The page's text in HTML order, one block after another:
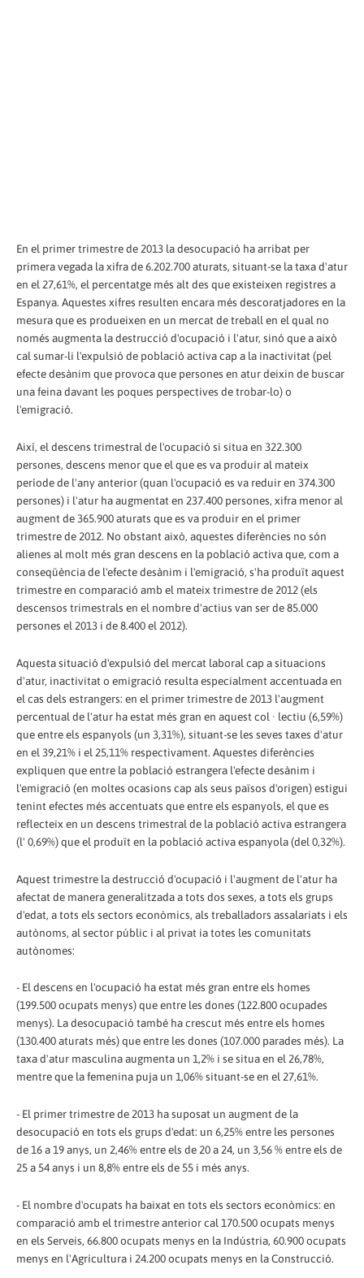
En el primer trimestre de 2013 la desocupació ha arribat per
primera vegada la xifra de 6.202.700 aturats, situant-se la taxa d'atur
en el 27,61%, el percentatge més alt des que existeixen registres a
Espanya. Aquestes xifres resulten encara més descoratjadores en la
mesura que es produeixen en un mercat de treball en el qual no
només augmenta la destrucció d'ocupació i l'atur, sinó que a això
cal sumar-li l'expulsió de població activa cap a la inactivitat (pel
efecte desànim que provoca que persones en atur deixin de buscar
una feina davant les poques perspectives de trobar-lo) o
l'emigració.
Així, el descens trimestral de l'ocupació si situa en 322.300
persones, descens menor que el que es va produir al mateix
període de l'any anterior (quan l'ocupació es va reduir en 374.300
persones) i l'atur ha augmentat en 237.400 persones, xifra menor al
augment de 365.900 aturats que es va produir en el primer
trimestre de 2012. No obstant això, aquestes diferències no són
alienes al molt més gran descens en la població activa que, com a
conseqüència de l'efecte desànim i l'emigració, s'ha produït aquest
trimestre en comparació amb el mateix trimestre de 2012 (els
descensos trimestrals en el nombre d'actius van ser de 85.000
persones el 2013 i de 8.400 el 2012).
Aquesta situació d'expulsió del mercat laboral cap a situacions
d'atur, inactivitat o emigració resulta especialment accentuada en
el cas dels estrangers: en el primer trimestre de 2013 l'augment
percentual de l'atur ha estat més gran en aquest col · lectiu (6,59%)
que entre els espanyols (un 3,31%), situant-se les seves taxes d'atur
en el 39,21% i el 25,11% respectivament. Aquestes diferències
expliquen que entre la població estrangera l'efecte desànim i
l'emigració (en moltes ocasions cap als seus països d'origen) estigui
tenint efectes més accentuats que entre els espanyols, el que es
reflecteix en un descens trimestral de la població activa estrangera
(l' 0,69%) que el produït en la població activa espanyola (del 0,32%).
Aquest trimestre la destrucció d'ocupació i l'augment de l'atur ha
afectat de manera generalitzada a tots dos sexes, a tots els grups
d'edat, a tots els sectors econòmics, als treballadors assalariats i els
autònoms, al sector públic i al privat ia totes les comunitats
autònomes:
- El descens en l'ocupació ha estat més gran entre els homes
(199.500 ocupats menys) que entre les dones (122.800 ocupades
menys). La desocupació també ha crescut més entre els homes
(130.400 aturats més) que entre les dones (107.000 parades més). La
taxa d'atur masculina augmenta un 1,2% i se situa en el 26,78%,
mentre que la femenina puja un 1,06% situant-se en el 27,61%.
- El primer trimestre de 2013 ha suposat un augment de la
desocupació en tots els grups d'edat: un 6,25% entre les persones
de 16 a 19 anys, un 2,46% entre els de 20 a 24, un 3,56 % entre els de
25 a 54 anys i un 8,8% entre els de 55 i més anys.
- El nombre d'ocupats ha baixat en tots els sectors econòmics: en
comparació amb el trimestre anterior cal 170.500 ocupats menys
en els Serveis, 66.800 ocupats menys en la Indústria, 60.900 ocupats
menys en l'Agricultura i 24.200 ocupats menys en la Construcció.